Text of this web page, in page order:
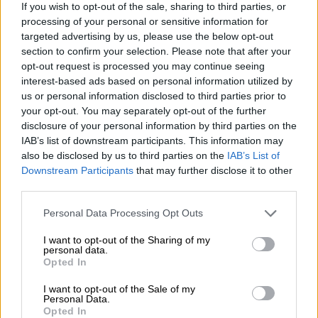
If you wish to opt-out of the sale, sharing to third parties, or
processing of your personal or sensitive information for
targeted advertising by us, please use the below opt-out
section to confirm your selection. Please note that after your
opt-out request is processed you may continue seeing
interest-based ads based on personal information utilized by
us or personal information disclosed to third parties prior to
your opt-out. You may separately opt-out of the further
disclosure of your personal information by third parties on the
IAB’s list of downstream participants. This information may
also be disclosed by us to third parties on the IAB’s List of
Downstream Participants that may further disclose it to other
Please note that this website/app uses one or more Google
not limited to your visit or usage behaviour. You may click to
grant or deny consent to Google and its third-party tags to
use your data for below specified purposes in below Google
consent section.
Personal Data Processing Opt Outs
I want to opt-out of the Sharing of my
personal data.
Opted In
I want to opt-out of the Sale of my
Personal Data.
Opted In
υφυπουργούς (στο πιο πολυπληθές
κυβερνητικό σχήμα της Ευρώπης),
τους καλώ να…
pic.twitter.com/qi8i8SwlKM
— Stefanos Kasselakis - Στέφανος
Κασσελάκης (@skasselakis)
November 24, 2023
Ζήτησε συγγνώμη ο Παναγιώτης
Τσακλόγλου
Ο υφυπουργός Εργασίας ζήτησε αργότερα
συγγνώμη αναφορικά με τη δήλωσή του. Σε
ανάρτησή του στο Facebook αναφέρει:
«Σε συνέντευξή μου σήμερα στο Action24
προχώρησα σε δήλωση η οποία